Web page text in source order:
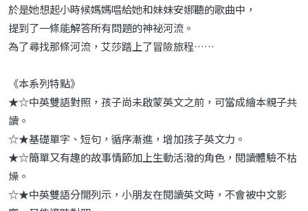
於是她想起小時候媽媽唱給她和妹妹安娜聽的歌曲中，
提到了一條能解答所有問題的神祕河流。
為了尋找那條河流，艾莎踏上了冒險旅程……
《本系列特點》
★☆中英雙語對照，孩子尚未啟蒙英文之前，可當成繪本親子共
讀。
☆★基礎單字、短句，循序漸進，增加孩子英文力。
★☆簡單又有趣的故事情節加上生動活潑的角色，閱讀體驗不枯
燥。
☆★中英雙語分開列示，小朋友在閱讀英文時，不會被中文影